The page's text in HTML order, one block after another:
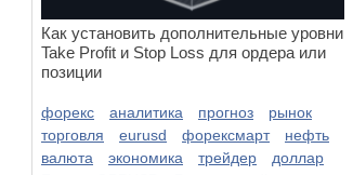
Как установить дополнительные уровни
Take Profit и Stop Loss для ордера или
позиции
форекс аналитика прогноз
рынок
торговля
eurusd форексмарт
нефть
валюта
экономика трейдер
доллар